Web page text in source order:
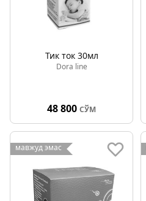
Тик ток 30мл
Dora line
48 800 СЎМ
мавжуд эмас